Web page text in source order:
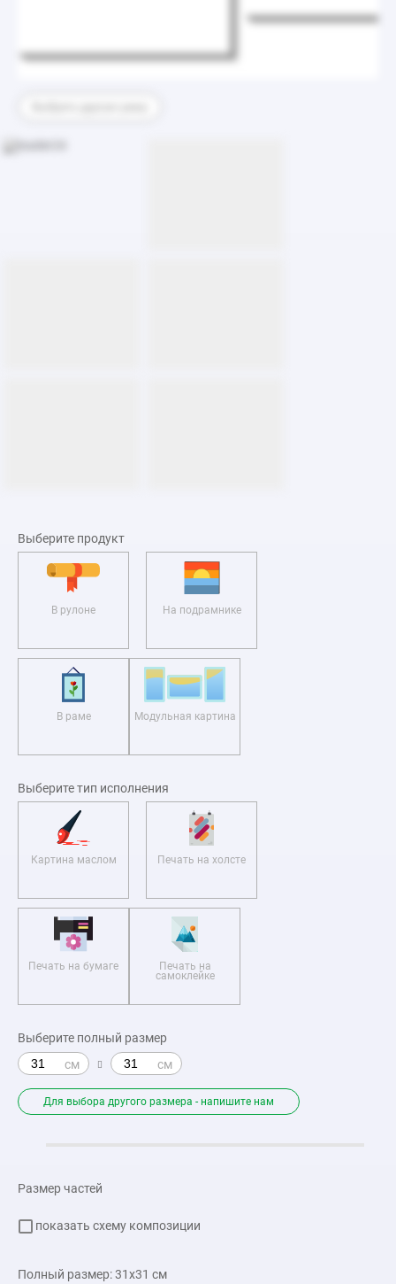
Выберите продукт
В рулоне На подрамнике
В раме Модульная картина
Выберите тип исполнения
Картина маслом Печать на холсте
Печать на бумаге Печать на
самоклейке
Выберите полный размер
Для выбора другого размера - напишите нам
Размер частей
показать схему композиции
Полный размер:31x31 см